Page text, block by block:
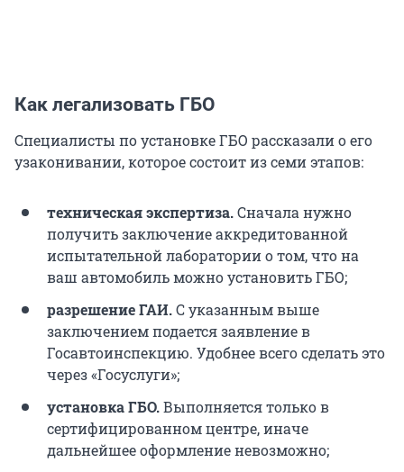
Как легализовать ГБО
Специалисты по установке ГБО рассказали о его
узаконивании, которое состоит из семи этапов:
техническая экспертиза.Сначала нужно
получить заключение аккредитованной
испытательной лаборатории о том, что на
ваш автомобиль можно установить ГБО;
разрешение ГАИ.С указанным выше
заключением подается заявление в
Госавтоинспекцию. Удобнее всего сделать это
через «Госуслуги»;
установка ГБО.Выполняется только в
сертифицированном центре, иначе
дальнейшее оформление невозможно;